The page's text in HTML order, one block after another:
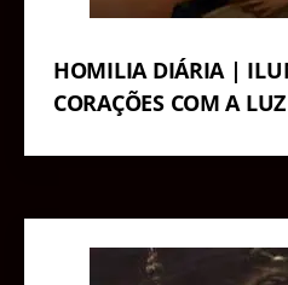
HOMILIA DIÁRIA |
CORAÇÕES COM A